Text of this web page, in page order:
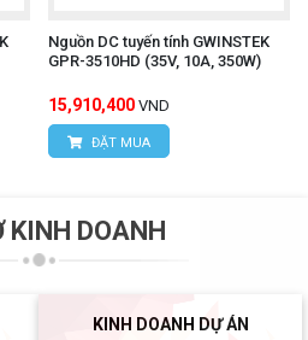
Nguồn DC tuyến tính GWINSTEK
GPR-3510HD (35V, 10A, 350W)
15,910,400 VND
ĐẶT MUA
KINH DOANH
KINH DOANH DỰ ÁN